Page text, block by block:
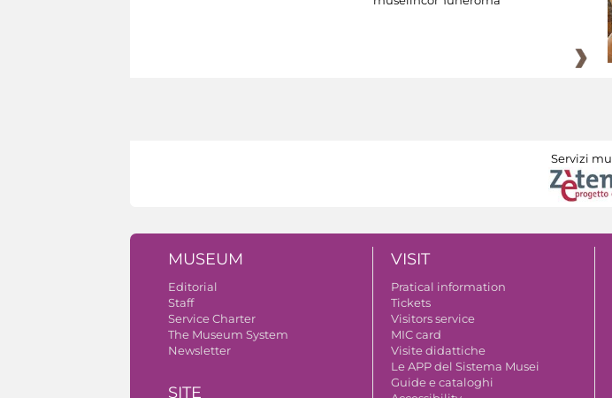
Servizi
MUSEUM
Editorial
Staff
Service Charter
The Museum System
Newsletter
SITE
VISIT
Pratical information
Tickets
Visitors service
MIC card
Visite didattiche
Le APP del Sistema Musei
Guide e cataloghi